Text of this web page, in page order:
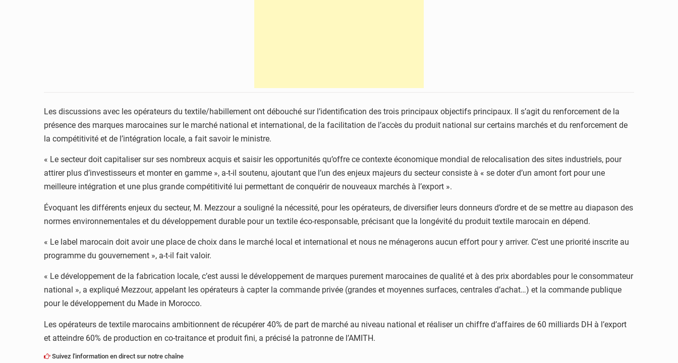
Les discussions avec les opérateurs du textile/habillement ont débouché sur l’identification des trois principaux objectifs principaux. Il s’agit du renforcement de la
présence des marques marocaines sur le marché national et international, de la facilitation de l’accès du produit national sur certains marchés et du renforcement de
la compétitivité et de l’intégration locale, a fait savoir le ministre.
« Le secteur doit capitaliser sur ses nombreux acquis et saisir les opportunités qu’offre ce contexte économique mondial de relocalisation des sites industriels, pour
attirer plus d’investisseurs et monter en gamme », a-t-il soutenu, ajoutant que l’un des enjeux majeurs du secteur consiste à « se doter d’un amont fort pour une
meilleure intégration et une plus grande compétitivité lui permettant de conquérir de nouveaux marchés à l’export ».
Évoquant les différents enjeux du secteur, M. Mezzour a souligné la nécessité, pour les opérateurs, de diversifier leurs donneurs d’ordre et de se mettre au diapason des
normes environnementales et du développement durable pour un textile éco-responsable, précisant que la longévité du produit textile marocain en dépend.
« Le label marocain doit avoir une place de choix dans le marché local et international et nous ne ménagerons aucun effort pour y arriver. C’est une priorité inscrite au
programme du gouvernement », a-t-il fait valoir.
« Le développement de la fabrication locale, c’est aussi le développement de marques purement marocaines de qualité et à des prix abordables pour le consommateur
national », a expliqué Mezzour, appelant les opérateurs à capter la commande privée (grandes et moyennes surfaces, centrales d’achat…) et la commande publique
pour le développement du Made in Morocco.
Les opérateurs de textile marocains ambitionnent de récupérer 40% de part de marché au niveau national et réaliser un chiffre d’affaires de 60 milliards DH à l’export
et atteindre 60% de production en co-traitance et produit fini, a précisé la patronne de l’AMITH.
Suivez l'information en direct sur notre chaîne